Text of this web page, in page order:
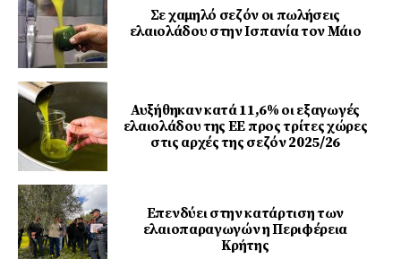
Σε χαμηλό σεζόν οι πωλήσεις
ελαιολάδου στην Ισπανία τον Μάιο
Αυξήθηκαν κατά 11,6% οι εξαγωγές
ελαιολάδου της ΕΕ προς τρίτες χώρες
στις αρχές της σεζόν 2025/26
Επενδύει στην κατάρτιση των
ελαιοπαραγωγών η Περιφέρεια
Κρήτης